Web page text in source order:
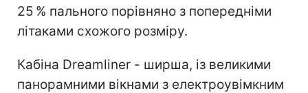
25 % пального порівняно з попередніми
літаками схожого розміру.
Кабіна Dreamliner - ширша, із великими
панорамними вікнами з електроувімкним